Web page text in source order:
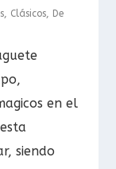
, Clásicos, De
en el
siendo